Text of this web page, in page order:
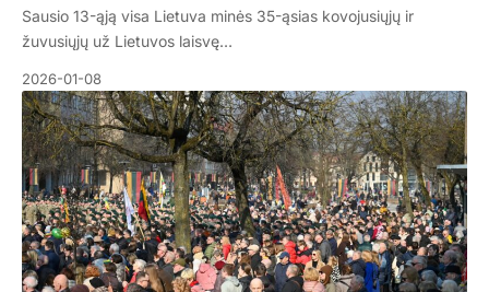
Sausio 13-ąją visa Lietuva minės 35-ąsias kovojusiųjų ir
žuvusiųjų už Lietuvos laisvę…
2026-01-08